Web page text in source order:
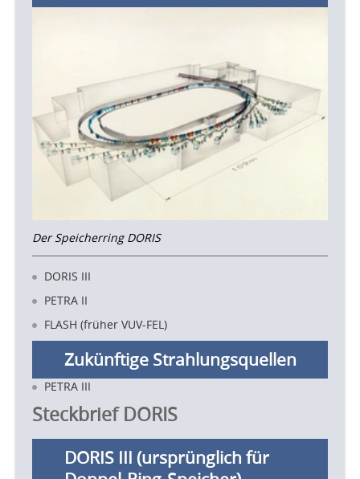
Der Speicherring DORIS
DORIS III
PETRA II
FLASH (früher VUV-FEL)
Zukünftige Strahlungsquellen
PETRA III
Steckbrief DORIS
DORIS III (ursprünglich für